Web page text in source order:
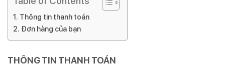
Thông tin thanh toán
Đơn hàng của bạn
THÔNG TIN THANH TOÁN